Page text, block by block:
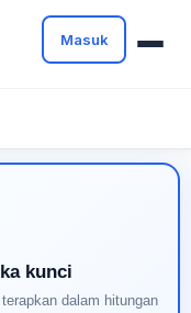
Masuk
kunci
dalam hitungan
pencocokan